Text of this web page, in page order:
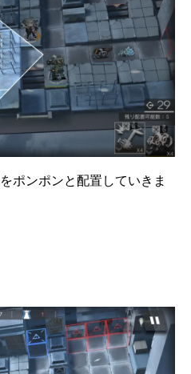
ポンポンと配置していきま